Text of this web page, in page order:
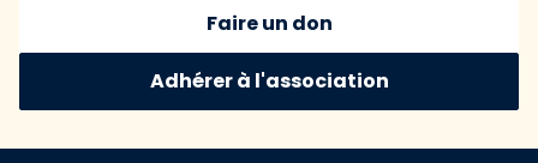
Faire un don
Adhérer à l'association